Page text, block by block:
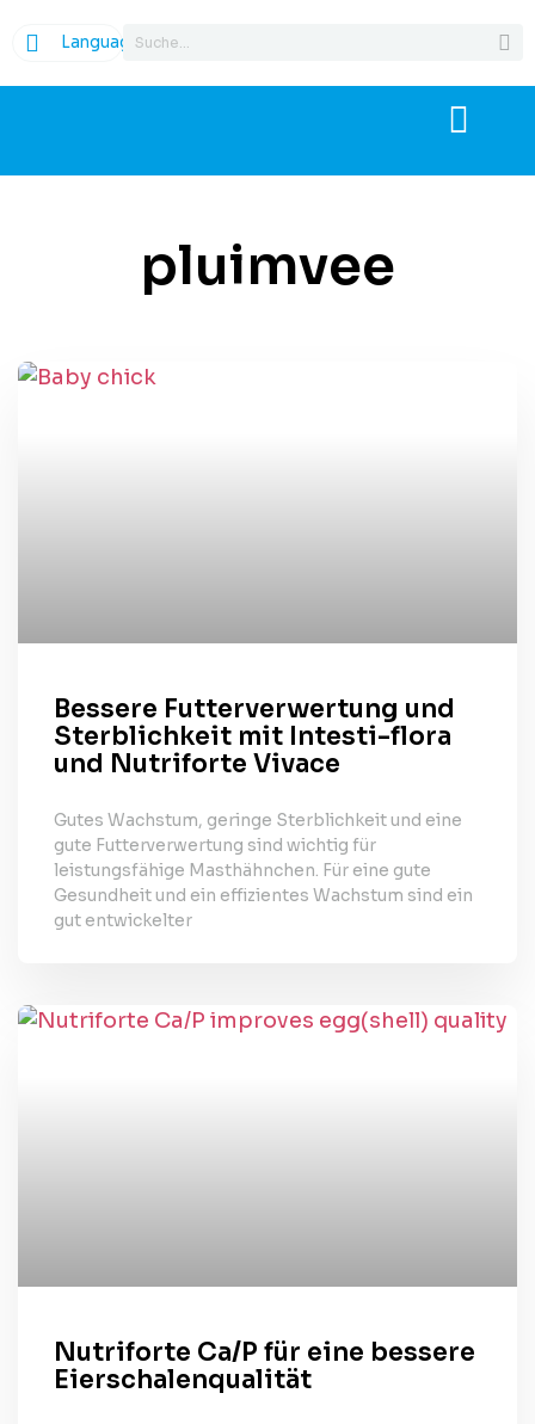
Language
pluimvee
Bessere Futterverwertung und
Sterblichkeit mit Intesti-flora
und Nutriforte Vivace
Gutes Wachstum, geringe Sterblichkeit und eine
gute Futterverwertung sind wichtig für
leistungsfähige Masthähnchen. Für eine gute
Gesundheit und ein effizientes Wachstum sind ein
gut entwickelter
Nutriforte Ca/P für eine bessere
Eierschalenqualität